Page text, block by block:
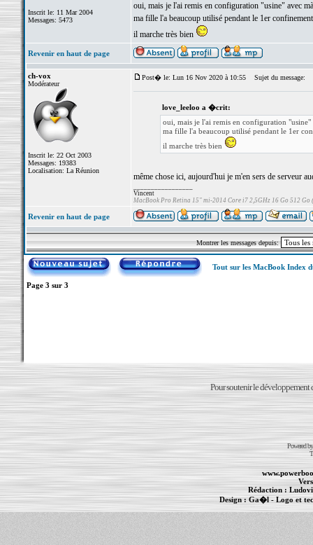
Inscrit le: 11 Mar 2004
Messages: 5473
oui, mais je l'ai remis en configuration "usine" avec
ma fille l'a beaucoup utilisé pendant le 1er
il marche très bien
Revenir en haut de page
ch-vox
Modérateur
Inscrit le: 22 Oct 2003
Messages: 19383
Localisation: La Réunion
Post� le: Lun 16 Nov 2020 à 10:55 Sujet du message:
love_leeloo a �crit:
oui, mais je l'ai remis en configuration
ma fille l'a beaucoup utilisé pendant le 1er
il marche très bien
même chose ici, aujourd'hui je m'en sers de serveur
Vincent
MacBook Pro Retina 15" mi-2014 Core i7 2,5GHz 16 Go 512 Go
Revenir en haut de page
Montrer les messages depuis:
Tout sur les MacBook Index
Page 3 sur 3
Pour soutenir le développement
Powered
Rédaction :
Design :Ga�l- Logo et
- MacBook Pro